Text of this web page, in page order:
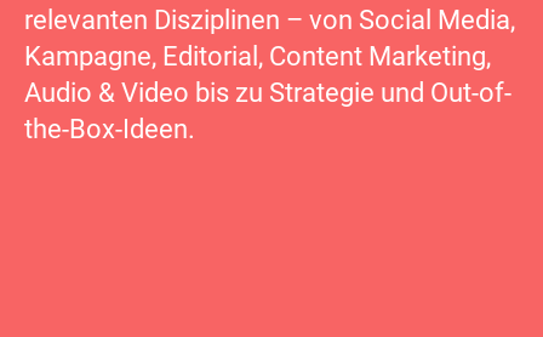
relevanten Disziplinen – von Social Media,
Kampagne, Editorial, Content Marketing,
Audio & Video bis zu Strategie und Out-of-
the-Box-Ideen.